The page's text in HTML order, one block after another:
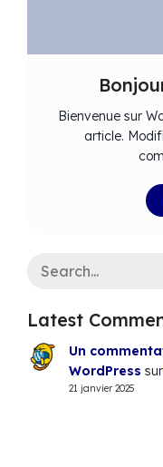
Bienvenue sur
article.
Latest
Un
WordPress sur
21 janvier 2025